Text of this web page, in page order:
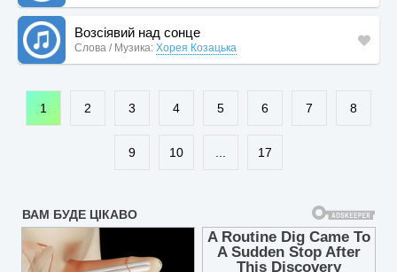
Возсіявий над сонце
Слова / Музика: Хорея Козацька
1 2 3 4 5 6 7 8
9 10 17